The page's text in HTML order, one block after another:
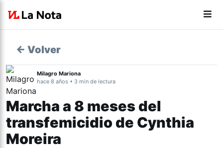
← Volver
Milagro Mariona
hace 8 años • 3 min de lectura
Marcha a 8 meses del
transfemicidio de Cynthia
Moreira